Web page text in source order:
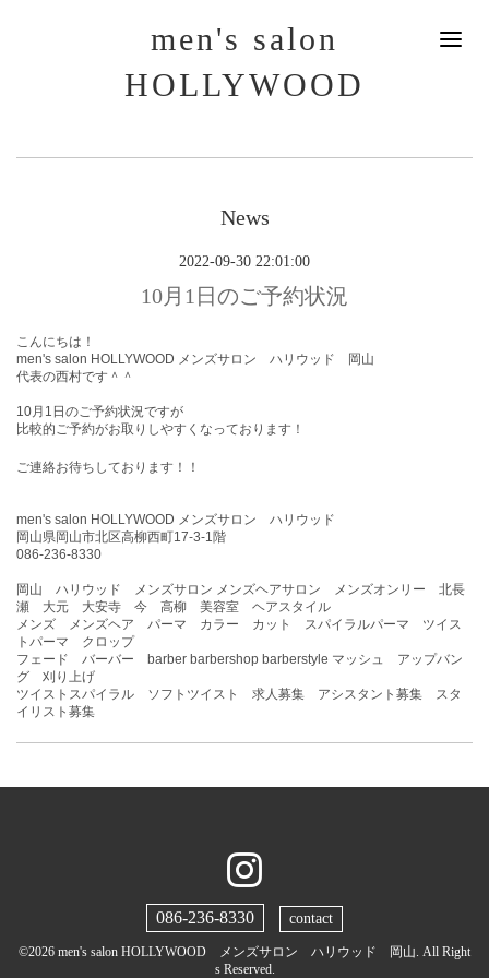
men's salon
HOLLYWOOD
News
2022-09-30 22:01:00
10月1日のご予約状況
こんにちは！
men's salon HOLLYWOOD メンズサロン ハリウッド 岡山
代表の西村です＾＾
10月1 日 のご予約状況ですが
比較的ご予約がお取りしやすくなっております！
ご連絡お待ちしております！！
men's salon HOLLYWOOD メンズサロン ハリウッド
岡山県岡山市北区高柳西町17-3-1階
086-236-8330
岡山 ハリウッド メンズサロン メンズヘアサロン メンズオンリー 北長
瀬 大元 大安寺 今 高柳 美容室 ヘアスタイル
メンズ メンズヘア パーマ カラー カット スパイラルパーマ ツイス
トパーマ クロップ
フェード バーバー barber barbershop barberstyle マッシュ アップバン
グ 刈り上げ
ツイストスパイラル ソフトツイスト 求人募集 アシスタント募集 スタ
イリスト募集
086-236-8330 contact
©2026 men's salon HOLLYWOOD メンズサロン ハリウッド 岡山. All Right
s Reserved.